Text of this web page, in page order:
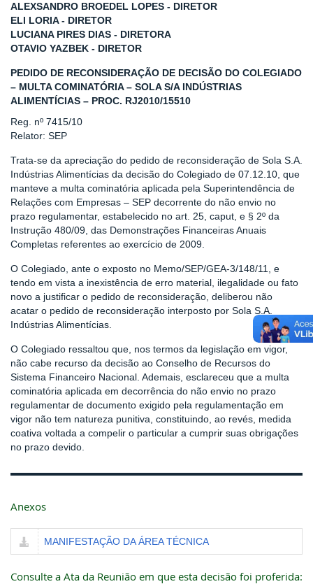
ALEXSANDRO BROEDEL LOPES - DIRETOR
ELI LORIA - DIRETOR
LUCIANA PIRES DIAS - DIRETORA
OTAVIO YAZBEK - DIRETOR
PEDIDO DE RECONSIDERAÇÃO DE DECISÃO DO COLEGIADO
– MULTA COMINATÓRIA – SOLA S/A INDÚSTRIAS
ALIMENTÍCIAS – PROC. RJ2010/15510
Reg. nº 7415/10
Relator: SEP
Trata-se da apreciação do pedido de reconsideração de Sola S.A.
Indústrias Alimentícias da decisão do Colegiado de 07.12.10, que
manteve a multa cominatória aplicada pela Superintendência de
Relações com Empresas – SEP decorrente do não envio no
prazo regulamentar, estabelecido no art. 25, caput, e § 2º da
Instrução 480/09, das Demonstrações Financeiras Anuais
Completas referentes ao exercício de 2009.
O Colegiado, ante o exposto no Memo/SEP/GEA-3/148/11, e
tendo em vista a inexistência de erro material, ilegalidade ou fato
novo a justificar o pedido de reconsideração, deliberou não
acatar o pedido de reconsideração interposto por Sola S.A.
Indústrias Alimentícias.
O Colegiado ressaltou que, nos termos da legislação em vigor,
não cabe recurso da decisão ao Conselho de Recursos do
Sistema Financeiro Nacional. Ademais, esclareceu que a multa
cominatória aplicada em decorrência do não envio no prazo
regulamentar de documento exigido pela regulamentação em
vigor não tem natureza punitiva, constituindo, ao revés, medida
coativa voltada a compelir o particular a cumprir suas obrigações
no prazo devido.
Anexos
MANIFESTAÇÃO DA ÁREA TÉCNICA
Consulte a Ata da Reunião em que esta decisão foi proferida: